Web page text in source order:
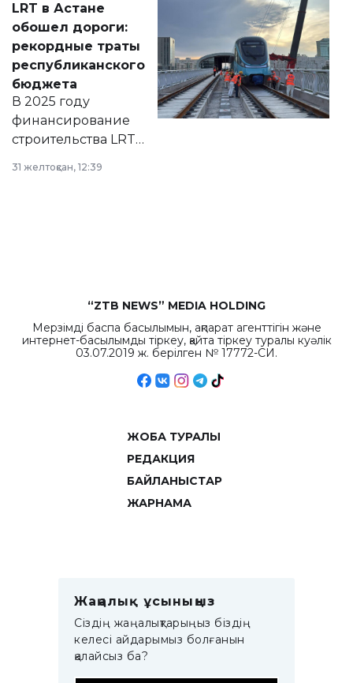
документ
появился в базе
нормативных
правовых актов и
на сайте маслихат
города.
LRT в Астане
обошел дороги:
рекордные траты
республиканского
бюджета
В 2025 году
финансирование
строительства LRT
республиканского
31 желтоқсан, 12:39
“ZTB NEWS” MEDIA HOLDING
Мерзімді баспа басылымын, ақпарат агенттігін және
интернет-басылымды тіркеу, қайта тіркеу туралы куәлік
03.07.2019 ж. берілген № 17772-СИ.
ЖОБА ТУРАЛЫ
РЕДАКЦИЯ
БАЙЛАНЫСТАР
ЖАРНАМА
Жаңалық ұсыныңыз
Сіздің жаңалықтарыңыз біздің
келесі айдарымыз болғанын
қалайсыз ба?